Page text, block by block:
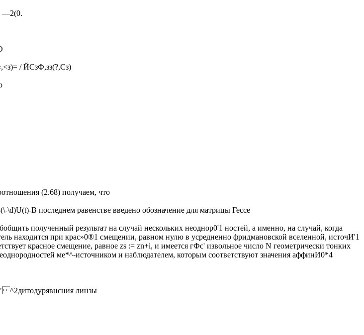
—2(0.
/ ЙСзФ,зз(?,Сз)
(2.68) получаем, что
\d)U(t)-В последнем равенстве введено обозначение для матрицы Гессе
полученный результат на случай нескольких неоднор0'1 ностей, а именно, на случай, когда
находится при крас»0®1 смещении, равном нулю в усредненно фридмановской вселенной, источИ'1
красное смещение, равное zs := zn+i, и имеется гФс' извольное число N геометрически тонких
ме*^-источником и наблюдателем, которым соответствуют значения аффинИ0*4
линзы